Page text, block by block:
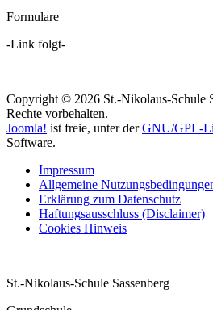
Formulare
-Link folgt-
Copyright © 2026 St.-Nikolaus-Schule
Rechte vorbehalten.
Joomla! ist freie, unter derGNU/GPL-
Software.
Impressum
Allgemeine
Erklärung zum Datenschutz
Haftungsausschluss (Disclaimer)
Cookies Hinweis
St.-Nikolaus-Schule Sassenberg